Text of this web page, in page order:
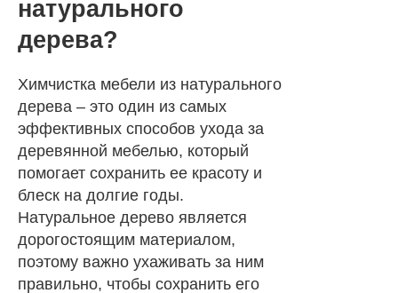
натурального
дерева?
Химчистка мебели из натурального
дерева – это один из самых
эффективных способов ухода за
деревянной мебелью, который
помогает сохранить ее красоту и
блеск на долгие годы.
Натуральное дерево является
дорогостоящим материалом,
поэтому важно ухаживать за ним
правильно, чтобы сохранить его